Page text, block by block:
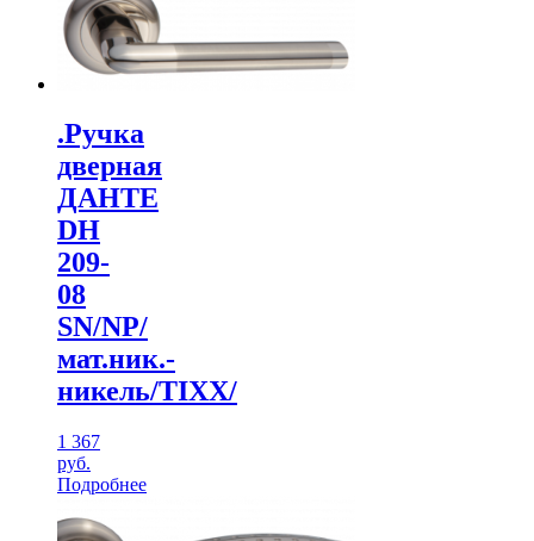
.Ручка
дверная
ДАНТЕ
DH
209-
08
SN/NP/
мат.ник.-
никель/TIXX/
1 367
руб.
Подробнее